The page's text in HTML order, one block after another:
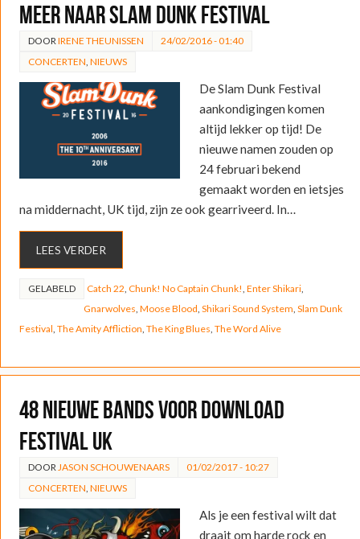
meer naar Slam Dunk Festival
DOOR IRENE THEUNISSEN
24/02/2016 - 01:40
CONCERTEN NIEUWS
De Slam Dunk Festival
aankondigingen komen
altijd lekker op tijd! De
nieuwe namen zouden op
24 februari bekend
gemaakt worden en ietsjes
na middernacht, UK tijd, zijn ze ook gearriveerd. In…
LEES VERDER
GELABELD Catch 22 Chunk! No Captain Chunk! Enter Shikari,
Gnarwolves Moose Blood Shikari Sound System Slam Dunk
Festival The Amity Affliction The King Blues The Word Alive
48 nieuwe bands voor Download
Festival UK
DOOR JASON SCHOUWENAARS
01/02/2017 - 10:27
CONCERTEN NIEUWS
Als je een festival wilt dat
draait om harde rock en